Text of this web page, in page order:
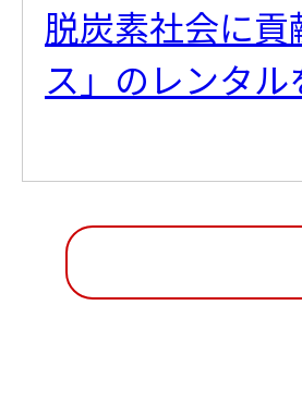
脱炭素社会に
ス」のレンタル